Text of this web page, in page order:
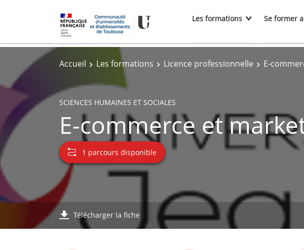
Les formations Se former
Accueil Les formations Licence professionnelle E-
SCIENCES HUMAINES ET SOCIALES
E-commerce et
1 parcours disponible
Télécharger la fiche